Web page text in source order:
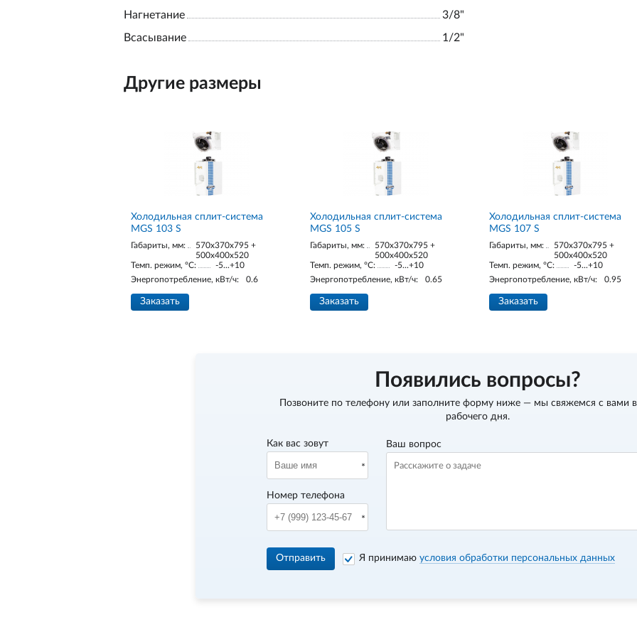
Нагнетание
3/8"
Всасывание
1/2"
Другие размеры
Холодильная сплит-система
MGS 103 S
Габариты, мм:
570x370x795 +
500x400x520
Темп. режим, °С:
-5...+10
Энергопотребление, кВт/ч:
0.6
Заказать
Холодильная сплит-система
MGS 105 S
Габариты, мм:
570x370x795 +
500x400x520
Темп. режим, °С:
-5...+10
Энергопотребление, кВт/ч:
0.65
Заказать
Холодильная сплит-система
MGS 107 S
Габариты, мм:
570x370x795 +
500x400x520
Темп. режим, °С:
-5...+10
Энергопотребление, кВт/ч:
0.95
Заказать
Появились вопросы?
Позвоните по телефону или заполните форму ниже — мы свяжемся с вами в
рабочего дня.
Как вас зовут
Номер телефона
Ваш вопрос
Отправить Я принимаю условия обработки персональных данных